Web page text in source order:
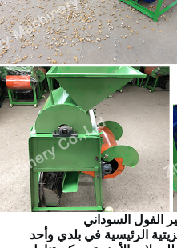
الفول السوداني
الرئيسية في بلدي وأحد